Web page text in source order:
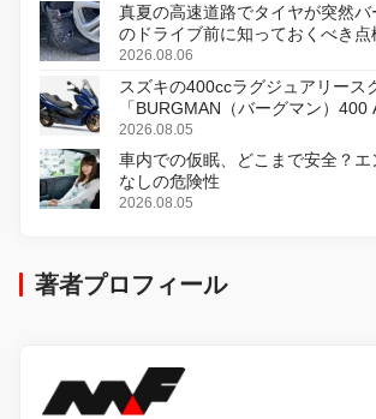
真夏の高速道路でタイヤが突然
のドライブ前に知っておくべき点
2026.08.06
スズキの400ccラグジュアリース
「BURGMAN（バーグマン）400
変更し、8月18日に発売
2026.08.05
車内での仮眠、どこまで安全？
なしの危険性
2026.08.05
著者プロフィール